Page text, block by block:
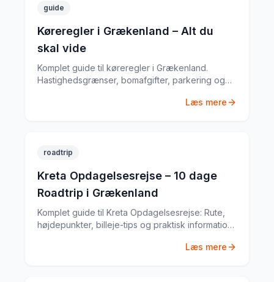
guide
Køreregler i Grækenland – Alt du
skal vide
Komplet guide til køreregler i Grækenland.
Hastighedsgrænser, bomafgifter, parkering og
Læs mere
roadtrip
Kreta Opdagelsesrejse – 10 dage
Roadtrip i Grækenland
Komplet guide til Kreta Opdagelsesrejse: Rute,
højdepunkter, billeje-tips og praktisk information
Læs mere